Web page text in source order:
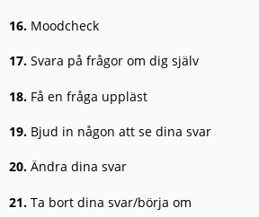
16. Moodcheck
17. Svara på frågor om dig själv
18. Få en fråga uppläst
19. Bjud in någon att se dina svar
20. Ändra dina svar
21. Ta bort dina svar/börja om